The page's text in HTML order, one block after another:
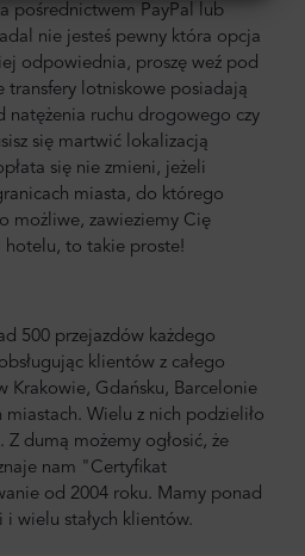
pośrednictwem PayPal lub
nie jesteś pewny która opcja
odpowiednia, proszę weź pod
transfery lotniskowe posiadają
natężenia ruchu drogowego czy
się martwić lokalizacją
się nie zmieni, jeżeli
miasta, do którego
możliwe, zawieziemy Cię
hotelu, to takie proste!
500 przejazdów każdego
klientów z całego
Krakowie, Gdańsku, Barcelonie
miastach. Wielu z nich podzieliło
Z dumą możemy ogłosić, że
nam "Certyfikat
od 2004 roku. Mamy ponad
wielu stałych klientów.